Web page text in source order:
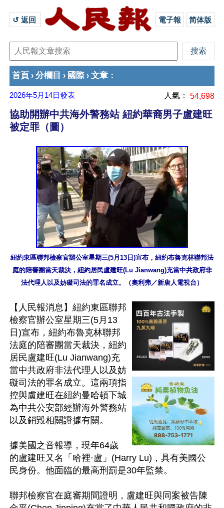
↺ 返回 電子報 简体版
首頁 › 分欄目 › 國際› 文章 ：
2026年5月14日發表 人氣： 54,698
協助開辦中共海外警務站 紐約華裔男子盧建旺
被定罪（圖）
紐約東區聯邦檢察官辦公室星期三(5月13日)宣布，紐約布魯克林聯邦法
庭的陪審團當天裁決，紐約居民盧建旺(Lu Jianwang)充當中共政府非
法代理人以及妨礙司法的罪名成立。（奧利弗／新唐人電視台）
【人民報消息】紐約東區聯邦
檢察官辦公室星期三(5月13
日)宣布，紐約布魯克林聯邦
法庭的陪審團當天裁決，紐約
居民盧建旺(Lu Jianwang)充
當中共政府非法代理人以及妨
礙司法的罪名成立。這兩項指
控與盧建旺在紐約曼哈頓下城
為中共公安部經辦海外警務站
以及銷毀相關證據有關。
據美國之音報導，現年64歲
的盧建旺又名「哈裡·盧」(Harry Lu)，具有美國公
民身份。他面臨的最高刑罰是30年監禁。
聯邦檢察官在庭審期間證明，盧建旺與同案被告陳